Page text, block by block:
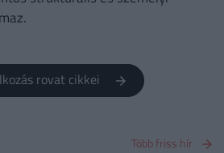
rovat cikkei
Több friss hír